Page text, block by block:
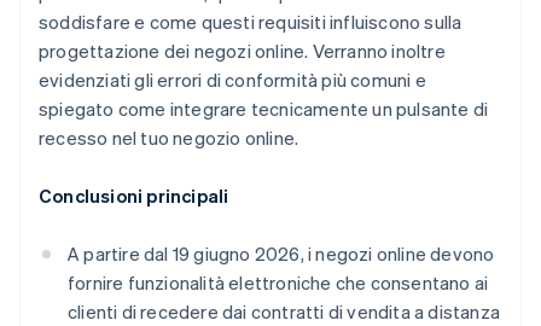
soddisfare e come questi requisiti influiscono sulla
progettazione dei negozi online. Verranno inoltre
evidenziati gli errori di conformità più comuni e
spiegato come integrare tecnicamente un pulsante di
recesso nel tuo negozio online.
Conclusioni principali
A partire dal 19 giugno 2026, i negozi online devono
fornire funzionalità elettroniche che consentano ai
clienti di recedere dai contratti di vendita a distanza